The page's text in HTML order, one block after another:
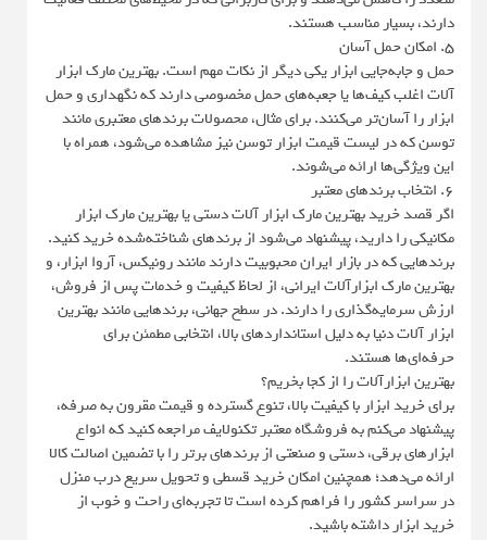
دارند، بسیار مناسب هستند.
5. امکان حمل آسان
حمل و جابه‌جایی ابزار یکی دیگر از نکات مهم است. بهترین مارک ابزار
آلات اغلب کیف‌ها یا جعبه‌های حمل مخصوصی دارند که نگهداری و حمل
ابزار را آسان‌تر می‌کنند. برای مثال، محصولات برندهای معتبری مانند
توسن که در لیست قیمت ابزار توسن نیز مشاهده می‌شود، همراه با
این ویژگی‌ها ارائه می‌شوند.
6. انتخاب برندهای معتبر
اگر قصد خرید بهترین مارک ابزار آلات دستی یا بهترین مارک ابزار
مکانیکی را دارید، پیشنهاد می‌شود از برندهای شناخته‌شده خرید کنید.
برندهایی که در بازار ایران محبوبیت دارند مانند رونیکس، آروا ابزار، و
بهترین مارک ابزارآلات ایرانی، از لحاظ کیفیت و خدمات پس از فروش،
ارزش سرمایه‌گذاری را دارند. در سطح جهانی، برندهایی مانند بهترین
ابزار آلات دنیا به دلیل استانداردهای بالا، انتخابی مطمئن برای
حرفه‌ای‌ها هستند.
بهترین ابزارآلات را از کجا بخریم؟
برای خرید ابزار با کیفیت بالا، تنوع گسترده و قیمت‌ مقرون به صرفه،
پیشنهاد می‌کنم به فروشگاه معتبر تکنولایف مراجعه کنید که انواع
ابزارهای برقی، دستی و صنعتی از برندهای برتر را با تضمین اصالت کالا
ارائه می‌دهد؛ همچنین امکان خرید قسطی و تحویل سریع درب منزل
در سراسر کشور را فراهم کرده است تا تجربه‌ای راحت و خوب از
خرید ابزار داشته باشید.